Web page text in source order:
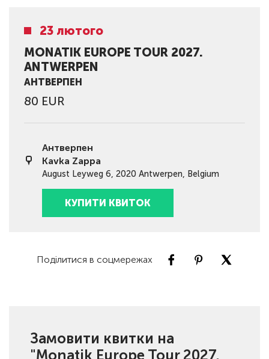
23 лютого
MONATIK EUROPE TOUR 2027.
ANTWERPEN
АНТВЕРПЕН
80 EUR
Антверпен
Kavka Zappa
August Leyweg 6, 2020 Antwerpen, Belgium
КУПИТИ КВИТОК
Поділитися в соцмережах
Замовити квитки на
"Monatik Europe Tour 2027.